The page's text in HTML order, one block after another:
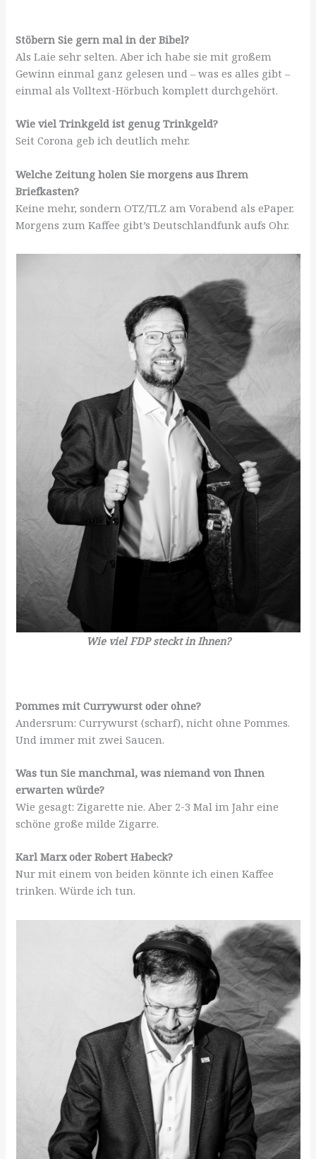
Stöbern Sie gern mal in der Bibel?
Als Laie sehr selten. Aber ich habe sie mit großem
Gewinn einmal ganz gelesen und – was es alles gibt –
einmal als Volltext-Hörbuch komplett durchgehört.
Wie viel Trinkgeld ist genug Trinkgeld?
Seit Corona geb ich deutlich mehr.
Welche Zeitung holen Sie morgens aus Ihrem
Briefkasten?
Keine mehr, sondern OTZ/TLZ am Vorabend als ePaper.
Morgens zum Kaffee gibt’s Deutschlandfunk aufs Ohr.
Wie viel FDP steckt in Ihnen?
Pommes mit Currywurst oder ohne?
Andersrum: Currywurst (scharf), nicht ohne Pommes.
Und immer mit zwei Saucen.
Was tun Sie manchmal, was niemand von Ihnen
erwarten würde?
Wie gesagt: Zigarette nie. Aber 2-3 Mal im Jahr eine
schöne große milde Zigarre.
Karl Marx oder Robert Habeck?
Nur mit einem von beiden könnte ich einen Kaffee
trinken. Würde ich tun.